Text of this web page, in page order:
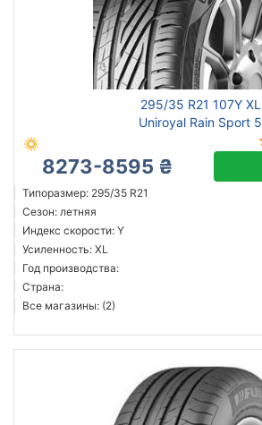
295/35 R21 107Y XL
Uniroyal Rain Sport 5
8273-8595 ₴
Типоразмер: 295/35 R21
Сезон: летняя
Индекс скорости: Y
Усиленность: XL
Год производства:
Страна:
Все магазины: (2)